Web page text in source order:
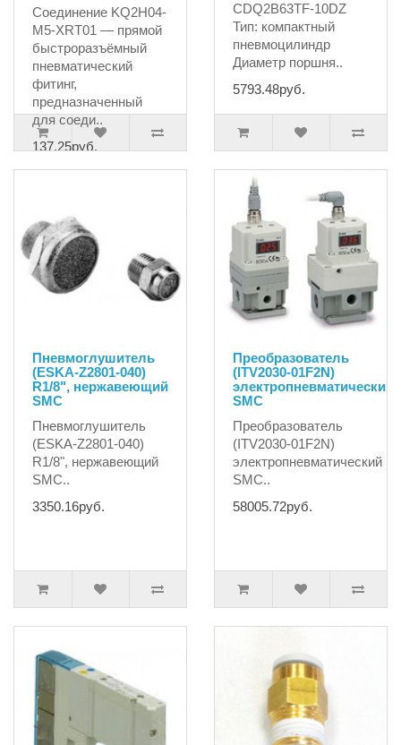
Соединение KQ2H04-
M5-XRT01 — прямой
быстроразъёмный
пневматический
фитинг,
предназначенный
для соеди..
137.25руб.
CDQ2B63TF-10DZ
Тип: компактный
пневмоцилиндр
Диаметр поршня..
5793.48руб.
Пневмоглушитель
(ESKA-Z2801-040)
R1/8", нержавеющий
SMC
Пневмоглушитель
(ESKA-Z2801-040)
R1/8", нержавеющий
SMC..
3350.16руб.
Преобразователь
(ITV2030-01F2N)
электропневматический
SMC
Преобразователь
(ITV2030-01F2N)
электропневматический
SMC..
58005.72руб.